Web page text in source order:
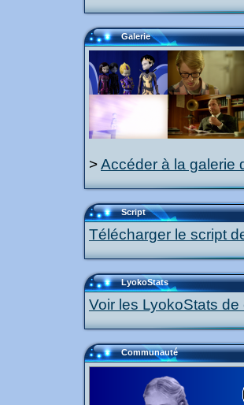
Galerie
>Accéder à la galerie
Script
Télécharger le script
LyokoStats
Voir les LyokoStats
Communauté